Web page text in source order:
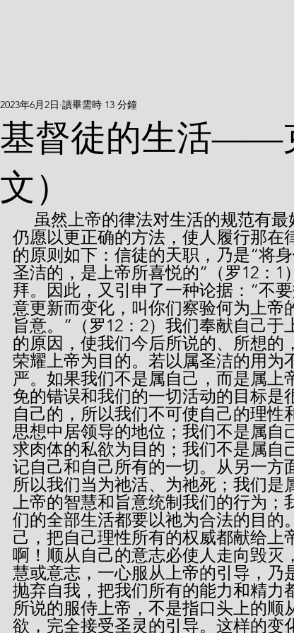
基督徒的生活——
文）
2023年6月2日 讀畢需時 13 分鐘
仍愿以更正确的方法，使人履行那在
的原则如下：信徒的天职，乃是“将
圣洁的，是上帝所喜悦的”（罗12：1
拜。因此，又引申了一种论据：“不
意更新而变化，叫你们察验何为上帝
旨意。”（罗12：2）我们奉献自己
的原因，使我们今后所说的、所想的
荣耀上帝为目的。若以属圣洁的用为
严。如果我们不是属自己，而是属上
免的错误和我们的一切活动的目标是
自己的，所以我们不可使自己的理性
思想中居领导的地位；我们不是属自
求肉体的私欲为目的；我们不是属自
记自己和自己所有的一切。从另一方
所以我们当为祂活、为祂死；我们是
上帝的智慧和旨意统制我们的行为；
们的全部生活都要以祂为合法的目的
己，把自己理性所有的权威都献给上
啊！顺从自己的意志必使人走向毁灭
慧或意志，一心服从上帝的引导，乃
抛弃自我，把我们所有的能力和精力
所说的服侍上帝，不是指口头上的顺
欲，完全接受圣灵的引导。这样的变